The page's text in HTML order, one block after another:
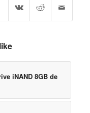
iNAND 8GB de